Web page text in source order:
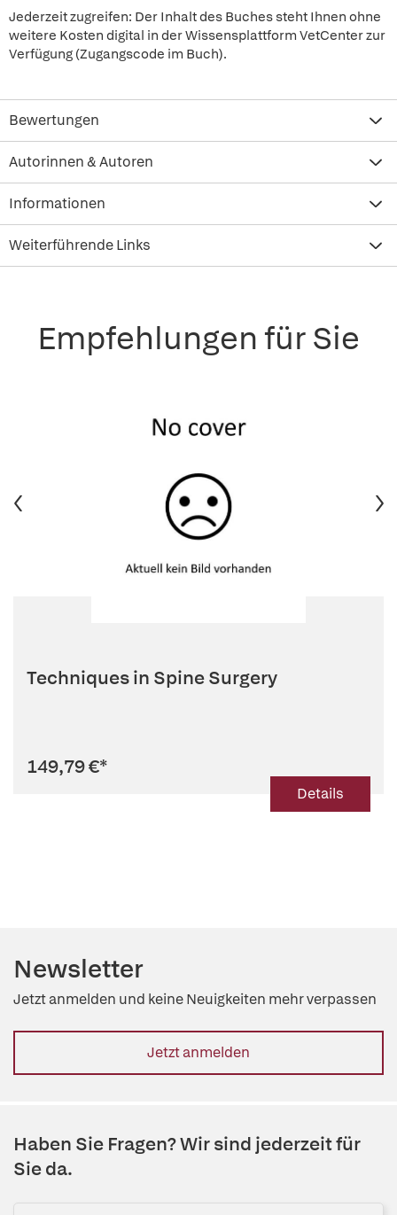
Jederzeit zugreifen: Der Inhalt des Buches steht Ihnen ohne
weitere Kosten digital in der Wissensplattform VetCenter zur
Verfügung (Zugangscode im Buch).
Bewertungen
Autorinnen & Autoren
Informationen
Weiterführende Links
Empfehlungen für Sie
Techniques in Spine Surgery
149,79 €*
Details
Newsletter
Jetzt anmelden und keine Neuigkeiten mehr verpassen
Jetzt anmelden
Haben Sie Fragen? Wir sind jederzeit für
Sie da.